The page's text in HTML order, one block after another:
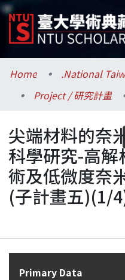
Communities &
Research Outputs
Fundings & Projects
Researchers
Organizations
Home
Project / 研究計畫
尖端材料的奈
科學研究-高解
術及低微度奈
(子計畫五)(1/
Primary Data